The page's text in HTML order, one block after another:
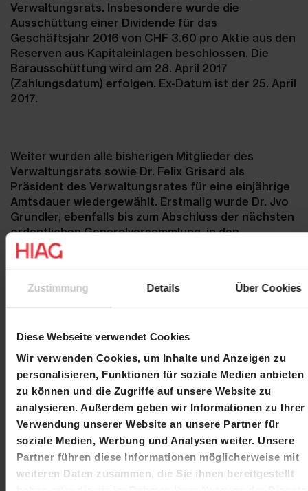
Zustimmung Details Über Cookies
Diese Webseite verwendet Cookies
Wir verwenden Cookies, um Inhalte und Anzeigen zu
personalisieren, Funktionen für soziale Medien anbieten
zu können und die Zugriffe auf unsere Website zu
analysieren. Außerdem geben wir Informationen zu Ihrer
Verwendung unserer Website an unsere Partner für
soziale Medien, Werbung und Analysen weiter. Unsere
Partner führen diese Informationen möglicherweise mit
weiteren Daten zusammen, die Sie ihnen bereitgestellt
Verwaltungsrats. Insbesondere wurde die
Ausschüttung einer Dividende für das
Geschäftsjahr 2016 von CHF 3.60 pro Aktie aus den
Reserven aus Kapitaleinlagen beschlossen. Die
Barausschüttung wird am 28. April 2017
(Zahlungsdatum) erfolgen. Ex-Datum ist der 25. April
2017.
Weiter wurden alle bisherigen Mitglieder des
Verwaltungsrats sowie Dr. Felix Grisard als
Präsident des Verwaltungsrates für eine einjährige
Amtsdauer wiedergewählt. Erstmalig wurde Dr. Jvo
Grundler, ebenfalls bis zum Abschluss der nächsten
ordentlichen Generalversammlung, in den
Verwaltungsrat gewählt. Der Vergütungsausschuss
setzt sich weiterhin aus den
Varnholt und Dr. Walter Jakob zusammen.
Publikation Halbjahresbericht
2017
4. September
2017
Kontakt
Martin Durchschlag
Laurent Spindler
Chief Financial Officer